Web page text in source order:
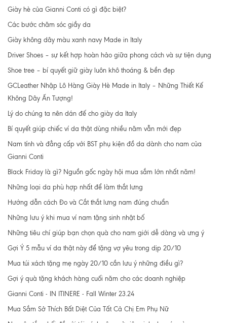
Giày hè của Gianni Conti có gì đặc biệt?
Các bước chăm sóc giầy da
Giày không dây màu xanh navy Made in Italy
Driver Shoes – sự kết hợp hoàn hảo giữa phong cách và sự tiện dụng
Shoe tree – bí quyết giữ giày luôn khô thoáng & bền đẹp
GCLeather Nhập Lô Hàng Giày Hè Made in Italy – Những Thiết Kế
Không Dây Ấn Tượng!
Lý do chúng ta nên dán đế cho giày da Italy
Bí quyết giúp chiếc ví da thật dùng nhiều năm vẫn mới đẹp
Nam tính và đẳng cấp với BST phụ kiện đồ da dành cho nam của
Gianni Conti
Black Friday là gì? Nguồn gốc ngày hội mua sắm lớn nhất năm!
Những loại da phù hợp nhất để làm thắt lưng
Hướng dẫn cách Đo và Cắt thắt lưng nam đúng chuẩn
Những lưu ý khi mua ví nam tặng sinh nhật bố
Những tiêu chí giúp bạn chọn quà cho nam giới dễ dàng và ưng ý
Gợi Ý 5 mẫu ví da thật này để tặng vợ yêu trong dịp 20/10
Mua túi xách tặng mẹ ngày 20/10 cần lưu ý những điều gì?
Gợi ý quà tặng khách hàng cuối năm cho các doanh nghiệp
Gianni Conti - IN ITINERE - Fall Winter 23.24
Mua Sắm Sở Thích Bất Diệt Của Tất Cả Chị Em Phụ Nữ